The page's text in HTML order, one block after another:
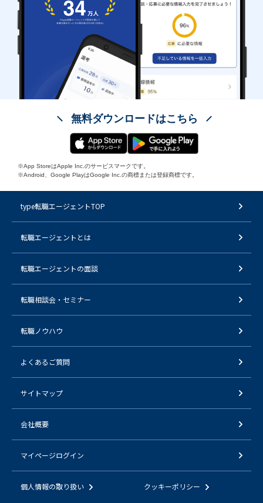
無料ダウンロードはこちら
※App StoreはApple Inc.のサービスマークです。
※Android、Google PlayはGoogle Inc.の商標または登録商標です。
type転職エージェントTOP
転職エージェントとは
転職エージェントの面談
転職相談会・セミナー
転職ノウハウ
よくあるご質問
サイトマップ
会社概要
マイページログイン
個人情報の取り扱い クッキーポリシー